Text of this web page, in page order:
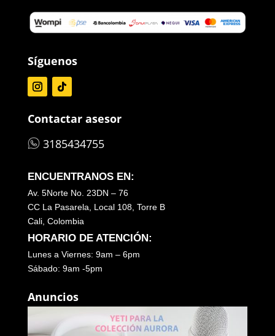
Síguenos
Contactar asesor
3185434755
ENCUENTRANOS EN:
Av. 5Norte No. 23DN – 76
CC La Pasarela, Local 108, Torre B
Cali, Colombia
HORARIO DE ATENCIÓN:
Lunes a Viernes: 9am – 6pm
Sábado: 9am -5pm
Anuncios